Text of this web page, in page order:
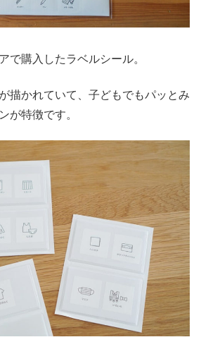
で購入したラベルシール。
描かれていて、子どもでもパッとみ
が特徴です。